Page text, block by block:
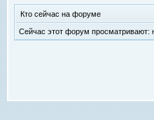
Кто сейчас на форуме
Сейчас этот форум просматривают: